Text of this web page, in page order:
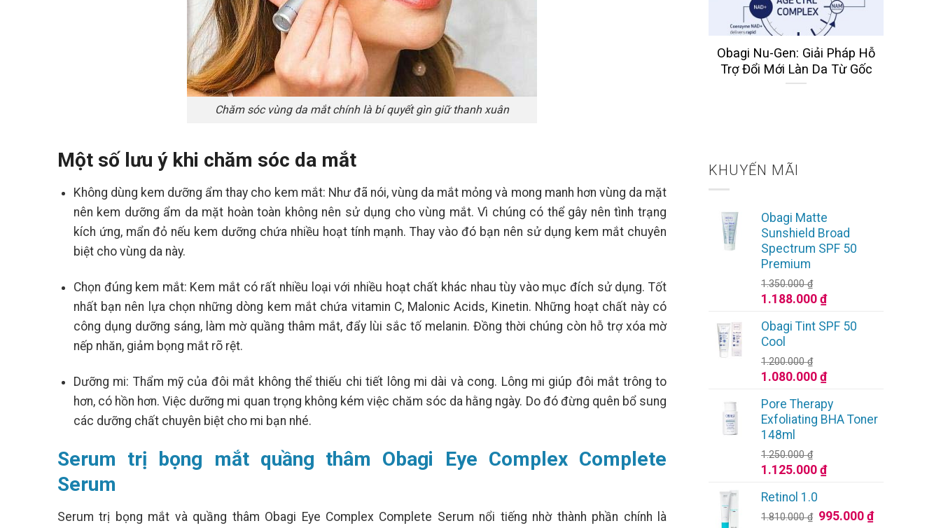
Chăm sóc vùng da mắt chính là bí quyết gìn giữ thanh xuân
Một số lưu ý khi chăm sóc da mắt
Không dùng kem dưỡng ẩm thay cho kem mắt: Như đã nói, vùng da mắt mỏng và mong manh hơn vùng da mặt
nên kem dưỡng ẩm da mặt hoàn toàn không nên sử dụng cho vùng mắt. Vì chúng có thể gây nên tình trạng
kích ứng, mẩn đỏ nếu kem dưỡng chứa nhiều hoạt tính mạnh. Thay vào đó bạn nên sử dụng kem mắt chuyên
biệt cho vùng da này.
Chọn đúng kem mắt: Kem mắt có rất nhiều loại với nhiều hoạt chất khác nhau tùy vào mục đích sử dụng. Tốt
nhất bạn nên lựa chọn những dòng kem mắt chứa vitamin C, Malonic Acids, Kinetin. Những hoạt chất này có
công dụng dưỡng sáng, làm mờ quầng thâm mắt, đẩy lùi sắc tố melanin. Đồng thời chúng còn hỗ trợ xóa mờ
nếp nhăn, giảm bọng mắt rõ rệt.
Dưỡng mi: Thẩm mỹ của đôi mắt không thể thiếu chi tiết lông mi dài và cong. Lông mi giúp đôi mắt trông to
hơn, có hồn hơn. Việc dưỡng mi quan trọng không kém việc chăm sóc da hằng ngày. Do đó đừng quên bổ sung
các dưỡng chất chuyên biệt cho mi bạn nhé.
Serum trị bọng mắt quầng thâm Obagi Eye Complex Complete
Serum
Serum trị bọng mắt và quầng thâm Obagi Eye Complex Complete Serum nổi tiếng nhờ thành phần chính là
Obagi Nu-Gen: Giải Pháp Hỗ
Trợ Đổi Mới Làn Da Từ Gốc
KHUYẾN MÃI
Obagi Matte
Sunshield Broad
Spectrum SPF 50
Premium
1.350.000₫
Giá
là:
1.350.000 ₫.
1.188.000 ₫Giá
tại
Obagi Tint SPF 50
Cool
1.200.000₫
Giá
là:
1.200.000 ₫.
1.080.000 ₫Giá
tại
là:
Pore Therapy
Exfoliating BHA Toner
148ml
1.250.000₫
Giá
là:
1.250.000 ₫.
1.125.000 ₫Giá
là:
Retinol 1.0
1.810.000₫ Giá
995.000₫Giá